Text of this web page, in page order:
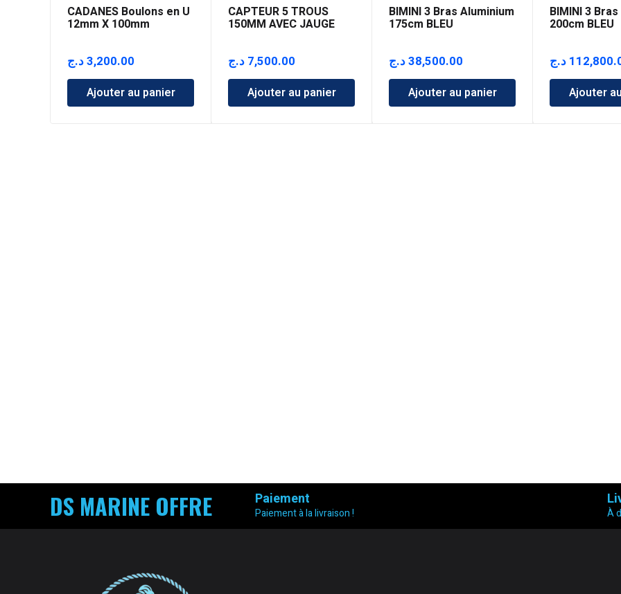
CADANES Boulons en U
12mm X 100mm
3,200.00د.ج
Ajouter au panier
CAPTEUR 5 TROUS
150MM AVEC JAUGE
7,500.00 د.ج
Ajouter au panier
BIMINI 3 Bras Aluminium
175cm BLEU
38,500.00د.ج
Ajouter au panier
BIMINI 3 Bras
200cm BLEU
د.ج
Ajouter
DS MARINE OFFRE Paiement
Paiement à la livraison ! À